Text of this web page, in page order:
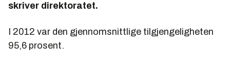
skriver direktoratet.
I 2012 var den gjennomsnittlige tilgjengeligheten
95,6 prosent.